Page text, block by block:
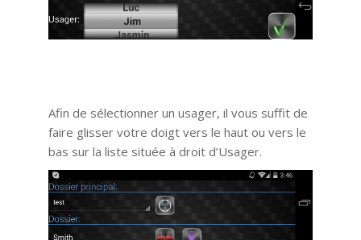
Afin de sélectionner un usager, il vous suffit de
faire glisser votre doigt vers le haut ou vers le
bas sur la liste située à droit d’Usager.